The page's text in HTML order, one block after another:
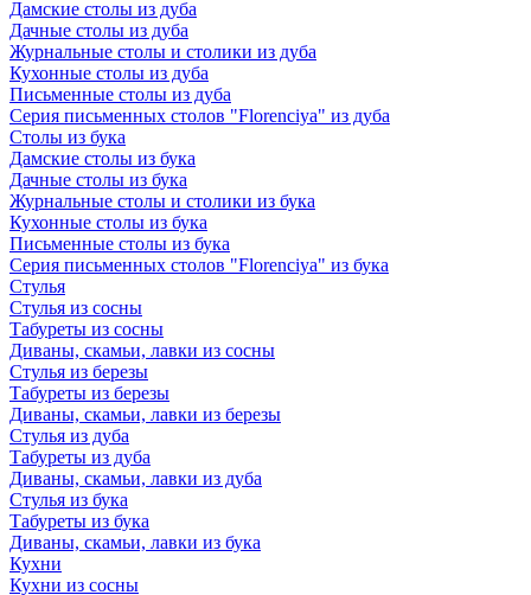
Дамские столы из дуба
Дачные столы из дуба
Журнальные столы и столики из дуба
Кухонные столы из дуба
Письменные столы из дуба
Серия письменных столов "Florenciya" из дуба
Столы из бука
Дамские столы из бука
Дачные столы из бука
Журнальные столы и столики из бука
Кухонные столы из бука
Письменные столы из бука
Серия письменных столов "Florenciya" из бука
Стулья
Стулья из сосны
Табуреты из сосны
Диваны, скамьи, лавки из сосны
Стулья из березы
Табуреты из березы
Диваны, скамьи, лавки из березы
Стулья из дуба
Табуреты из дуба
Диваны, скамьи, лавки из дуба
Стулья из бука
Табуреты из бука
Диваны, скамьи, лавки из бука
Кухни
Кухни из сосны